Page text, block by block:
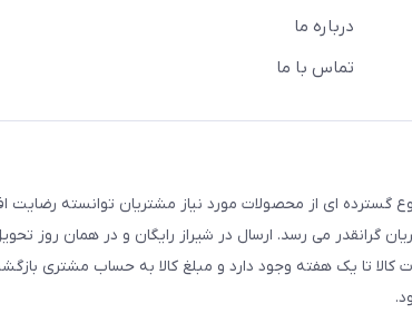
درباره ما
تماس با ما
گسترده ای از محصولات مورد نیاز مشتریان توانسته رضایت
گرانقدر می رسد. ارسال در شیراز رایگان و در همان روز
کالا تا یک هفته وجود دارد و مبلغ کالا به حساب مشتری